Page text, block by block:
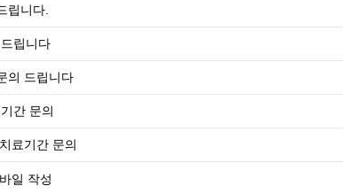
립니다.
립니다
의 드립니다
간 문의
료기간 문의